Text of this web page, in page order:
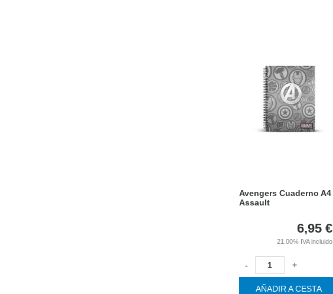
Avengers Cuaderno A4
Assault
6,95 €
21.00% IVA incluido
- +
AÑADIR A CESTA